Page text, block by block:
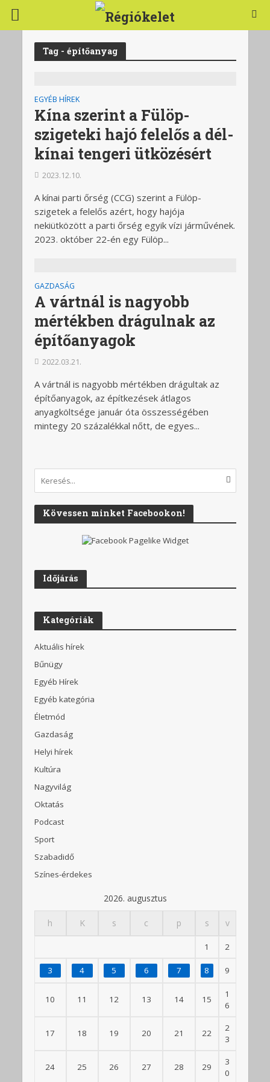
Tag - építőanyag
EGYÉB HÍREK
Kína szerint a Fülöp-
szigeteki hajó felelős a dél-
kínai tengeri ütközésért
2023.12.10.
A kínai parti őrség (CCG) szerint a Fülöp-
szigetek a felelős azért, hogy hajója
nekiütközött a parti őrség egyik vízi járművének.
2023. október 22-én egy Fülöp...
GAZDASÁG
A vártnál is nagyobb
mértékben drágulnak az
építőanyagok
2022.03.21.
A vártnál is nagyobb mértékben drágultak az
építőanyagok, az építkezések átlagos
anyagköltsége január óta összességében
mintegy 20 százalékkal nőtt, de egyes...
Kövessen minket Facebookon!
Időjárás
Kategóriák
Aktuális hírek
Bűnügy
Egyéb Hírek
Egyéb kategória
Életmód
Gazdaság
Helyi hírek
Kultúra
Nagyvilág
Oktatás
Podcast
Sport
Szabadidő
Színes-érdekes
2026. augusztus
h K s c p s v
1 2
3 4 5 6 7 8 9
10 11 12 13 14 15
1
6
17 18 19 20 21 22
2
3
24 25 26 27 28 29
3
0